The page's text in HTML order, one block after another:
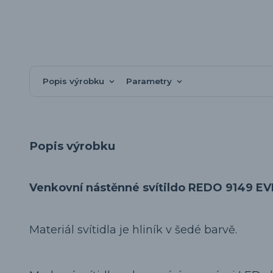
Popis výrobku Parametry
Popis výrobku
Venkovní nástěnné svítildo REDO 9149
Materiál svítidla je hliník v šedé barvě.